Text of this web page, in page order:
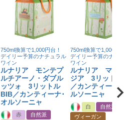
750ml換算で1,000円台！
デイリー予算のナチュラル
ワイン
ルナリア モンテプ
ルチアーノ・ダブル
ッツォ 3リットル
BIB／カンティーナ･
オルソーニャ
赤
自然派
750ml換算で1,000円台！
デイリー予算のナチュラ
ワイン
ルナリア マルヴ
ジア 3リットル
／カンティーナ･オ
ルソーニャ
白
自然派
ヴィーガン